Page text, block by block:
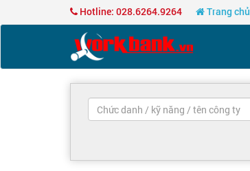
Hotline: 028.6264.9264 Trang chủ